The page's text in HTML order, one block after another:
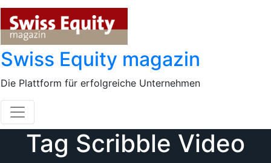
Skip
content
Swiss Equity magazin
Die Plattform für erfolgreiche Unternehmen
Tag Scribble Video